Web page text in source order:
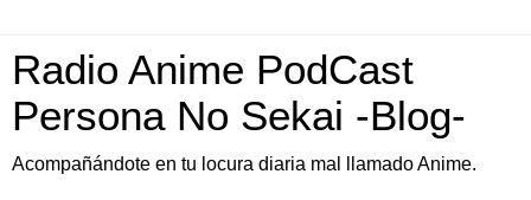
Radio Anime PodCast
Persona No Sekai -Blog-
Acompañándote en tu locura diaria mal llamado Anime.